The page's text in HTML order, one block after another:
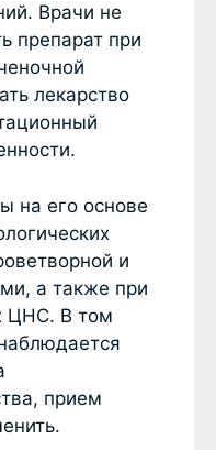
Врачи не
препарат при
лекарство
на его основе
и
а также при
ЦНС. В том
прием